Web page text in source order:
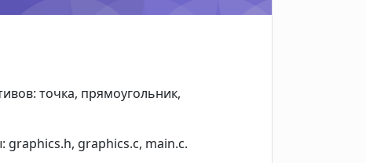
точка, прямоугольник,
graphics.h, graphics.c, main.c.